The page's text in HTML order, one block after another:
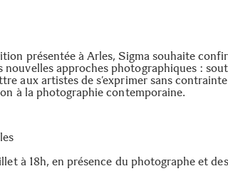
présentée à Arles, Sigma souhaite
nouvelles approches photographiques :
aux artistes de s’exprimer sans
à la photographie contemporaine.
à 18h, en présence du photographe et des